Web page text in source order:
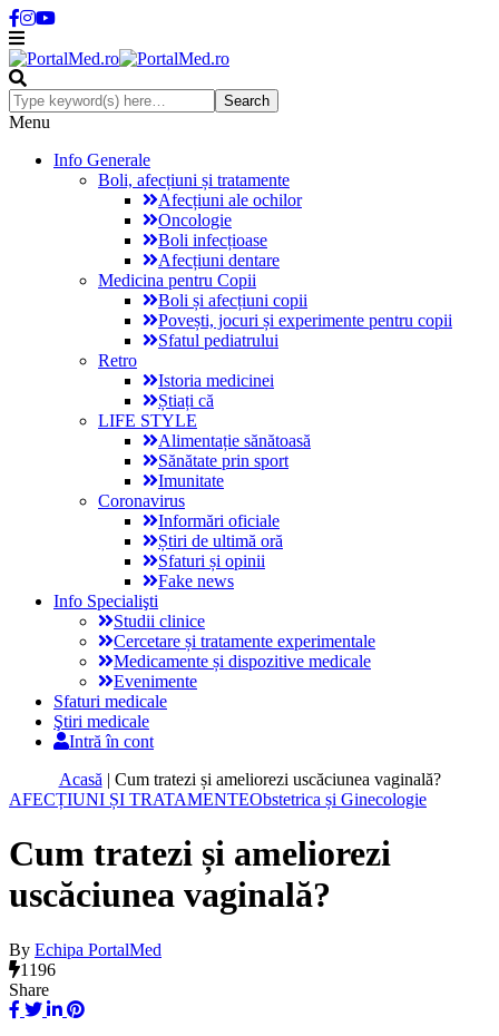
Menu
Info Generale
Boli, afecțiuni și tratamente
Afecțiuni ale ochilor
Oncologie
Boli infecțioase
Afecțiuni dentare
Medicina pentru Copii
Boli și afecțiuni copii
Povești, jocuri și experimente pentru copii
Sfatul pediatrului
Retro
Istoria medicinei
Știați că
LIFE STYLE
Alimentație sănătoasă
Sănătate prin sport
Imunitate
Coronavirus
Informări oficiale
Știri de ultimă oră
Sfaturi și opinii
Fake news
Info Specialişti
Studii clinice
Cercetare și tratamente experimentale
Medicamente și dispozitive medicale
Evenimente
Sfaturi medicale
Ştiri medicale
Intră în cont
Acasă | Cum tratezi și ameliorezi uscăciunea vaginală?
AFECȚIUNI ȘI TRATAMENTEObstetrica și Ginecologie
Cum tratezi și ameliorezi
uscăciunea vaginală?
By Echipa PortalMed
1196
Share